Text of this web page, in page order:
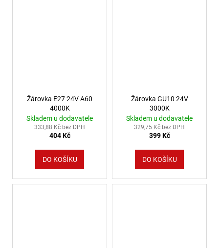
Žárovka E27 24V A60
4000K
Skladem u dodavatele
333,88 Kč bez DPH
404 Kč
DO KOŠÍKU
Žárovka GU10 24V
3000K
Skladem u dodavatele
329,75 Kč bez DPH
399 Kč
DO KOŠÍKU